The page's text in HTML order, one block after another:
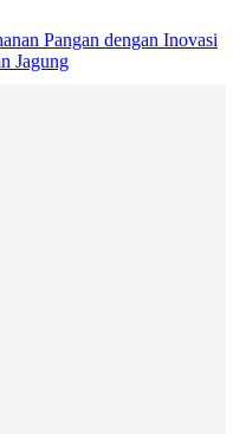
Pangan dengan Inovasi
Jagung